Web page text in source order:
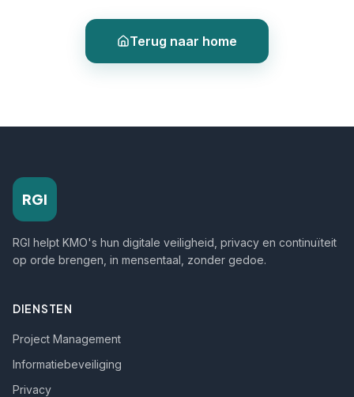
Terug naar home
RGI
RGI helpt KMO's hun digitale veiligheid, privacy en continuïteit
op orde brengen, in mensentaal, zonder gedoe.
DIENSTEN
Project Management
Informatiebeveiliging
Privacy